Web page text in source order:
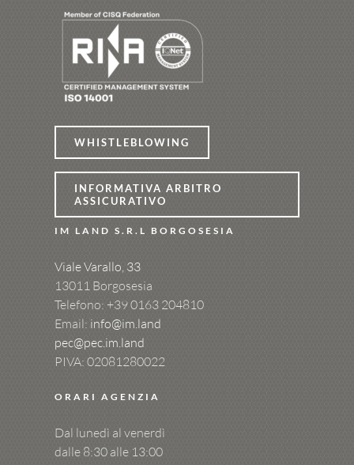
WHISTLEBLOWING
INFORMATIVA ARBITRO
ASSICURATIVO
IM LAND S.R.L BORGOSESIA
Viale Varallo, 33
13011 Borgosesia
Telefono: +390163 204810
Email: info@im.land
pec@pec.im.land
PIVA: 02081280022
ORARI AGENZIA
Dal lunedì al venerdì
dalle 8:30 alle 13:00